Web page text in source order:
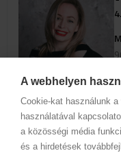
A webhelyen
Cookie-kat használunk
használatával
a közösségi média
és a hirdetések
Ak